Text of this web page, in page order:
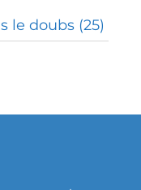
le doubs (25)